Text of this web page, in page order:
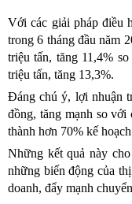
Với các giải pháp điều
trong 6 tháng đầu năm
triệu tấn, tăng 11,4%
triệu tấn, tăng 13,3%.
Đáng chú ý, lợi nhuận
đồng, tăng mạnh so
thành hơn 70% kế
Những kết quả này
những biến động của
doanh, đẩy mạnh